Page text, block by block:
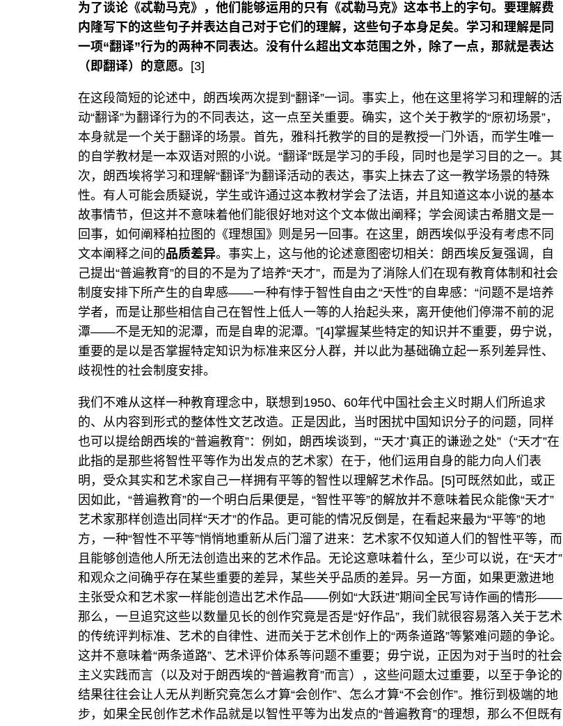
为了谈论《忒勒马克》，他们能够运用的只有《忒勒马克》这本书上的字句。要理解费
内隆写下的这些句子并表达自己对于它们的理解，这些句子本身足矣。学习和理解是同
一项“翻译”行为的两种不同表达。没有什么超出文本范围之外，除了一点，那就是表达
（即翻译）的意愿。 [3]
在这段简短的论述中，朗西埃两次提到“翻译”一词。事实上，他在这里将学习和理解的活
动“翻译”为翻译行为的不同表达，这一点至关重要。确实，这个关于教学的“原初场景”，
本身就是一个关于翻译的场景。首先，雅科托教学的目的是教授一门外语，而学生唯一
的自学教材是一本双语对照的小说。“翻译”既是学习的手段，同时也是学习目的之一。其
次，朗西埃将学习和理解“翻译”为翻译活动的表达，事实上抹去了这一教学场景的特殊
性。有人可能会质疑说，学生或许通过这本教材学会了法语，并且知道这本小说的基本
故事情节，但这并不意味着他们能很好地对这个文本做出阐释；学会阅读古希腊文是一
回事，如何阐释柏拉图的《理想国》则是另一回事。在这里，朗西埃似乎没有考虑不同
文本阐释之间的品质差异。事实上，这与他的论述意图密切相关：朗西埃反复强调，自
己提出“普遍教育”的目的不是为了培养“天才”，而是为了消除人们在现有教育体制和社会
制度安排下所产生的自卑感——一种有悖于智性自由之“天性”的自卑感：“问题不是培养
学者，而是让那些相信自己在智性上低人一等的人抬起头来，离开使他们停滞不前的泥
潭——不是无知的泥潭，而是自卑的泥潭。”[4]掌握某些特定的知识并不重要，毋宁说，
重要的是以是否掌握特定知识为标准来区分人群，并以此为基础确立起一系列差异性、
歧视性的社会制度安排。
我们不难从这样一种教育理念中，联想到1950、60年代中国社会主义时期人们所追求
的、从内容到形式的整体性文艺改造。正是因此，当时困扰中国知识分子的问题，同样
也可以提给朗西埃的“普遍教育”：例如，朗西埃谈到，“‘天才’真正的谦逊之处”（“天才”在
此指的是那些将智性平等作为出发点的艺术家）在于，他们运用自身的能力向人们表
明，受众其实和艺术家自己一样拥有平等的智性以理解艺术作品。[5]可既然如此，或正
因如此，“普遍教育”的一个明白后果便是，“智性平等”的解放并不意味着民众能像“天才”
艺术家那样创造出同样“天才”的作品。更可能的情况反倒是，在看起来最为“平等”的地
方，一种“智性不平等”悄悄地重新从后门溜了进来：艺术家不仅知道人们的智性平等，而
且能够创造他人所无法创造出来的艺术作品。无论这意味着什么，至少可以说，在“天才”
和观众之间确乎存在某些重要的差异，某些关乎品质的差异。另一方面，如果更激进地
主张受众和艺术家一样能创造出艺术作品——例如“大跃进”期间全民写诗作画的情形——
那么，一旦追究这些以数量见长的创作究竟是否是“好作品”，我们就很容易落入关于艺术
的传统评判标准、艺术的自律性、进而关于艺术创作上的“两条道路”等繁难问题的争论。
这并不意味着“两条道路”、艺术评价体系等问题不重要；毋宁说，正因为对于当时的社会
主义实践而言（以及对于朗西埃的“普遍教育”而言），这些问题太过重要，以至于争论的
结果往往会让人无从判断究竟怎么才算“会创作”、怎么才算“不会创作”。推衍到极端的地
步，如果全民创作艺术作品就是以智性平等为出发点的“普遍教育”的理想，那么不但既有